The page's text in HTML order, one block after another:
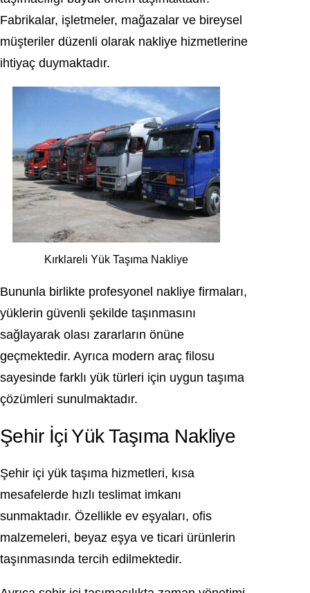
Fabrikalar, işletmeler, mağazalar ve bireysel
müşteriler düzenli olarak nakliye hizmetlerine
ihtiyaç duymaktadır.
Kırklareli Yük Taşıma Nakliye
Bununla birlikte profesyonel nakliye firmaları,
yüklerin güvenli şekilde taşınmasını
sağlayarak olası zararların önüne
geçmektedir. Ayrıca modern araç filosu
sayesinde farklı yük türleri için uygun taşıma
çözümleri sunulmaktadır.
Şehir İçi Yük Taşıma Nakliye
Şehir içi yük taşıma hizmetleri, kısa
mesafelerde hızlı teslimat imkanı
sunmaktadır. Özellikle ev eşyaları, ofis
malzemeleri, beyaz eşya ve ticari ürünlerin
taşınmasında tercih edilmektedir.